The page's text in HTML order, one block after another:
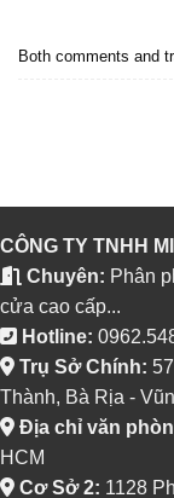
Both comments and
CÔNG TY TNHH
Chuyên: Phân
cửa cao cấp...
Hotline:
Trụ Sở Chính:
Thành, Bà Rịa -
Địa chỉ văn
HCM
Cơ Sở 2: 1128